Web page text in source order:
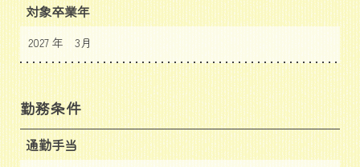
対象卒業年
2027 年 3月
勤務条件
通勤手当